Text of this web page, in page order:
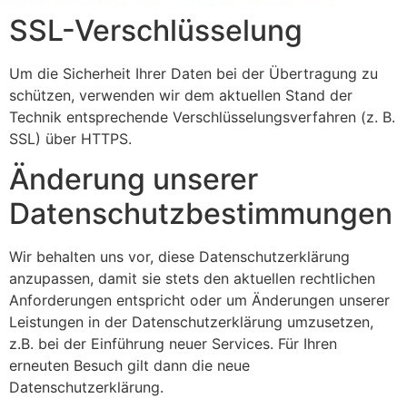
SSL-Verschlüsselung
Um die Sicherheit Ihrer Daten bei der Übertragung zu
schützen, verwenden wir dem aktuellen Stand der
Technik entsprechende Verschlüsselungsverfahren (z. B.
SSL) über HTTPS.
Änderung unserer
Datenschutzbestimmungen
Wir behalten uns vor, diese Datenschutzerklärung
anzupassen, damit sie stets den aktuellen rechtlichen
Anforderungen entspricht oder um Änderungen unserer
Leistungen in der Datenschutzerklärung umzusetzen,
z.B. bei der Einführung neuer Services. Für Ihren
erneuten Besuch gilt dann die neue
Datenschutzerklärung.